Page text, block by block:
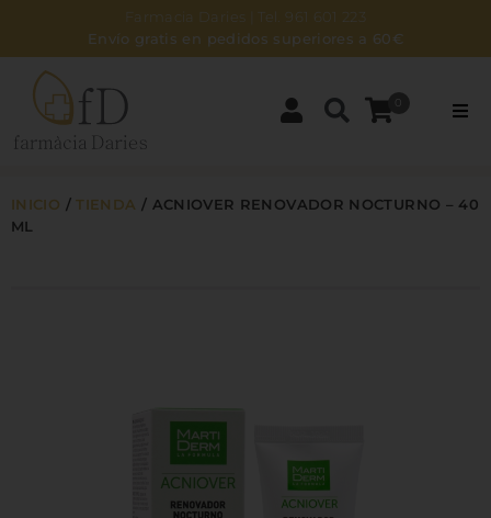
Farmacia Daries | Tel. 961 601 223
Envío gratis en pedidos superiores a 60€
NOSOTROS
INICIO /TIENDA / ACNIOVER RENOVADOR NOCTURNO – 40
ML